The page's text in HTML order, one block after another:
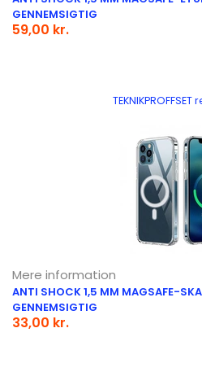
GENNEMSIGTIG
59,00 kr.
Mere information
ANTI SHOCK 1,5 MM MAGSAFE-
GENNEMSIGTIG
33,00 kr.